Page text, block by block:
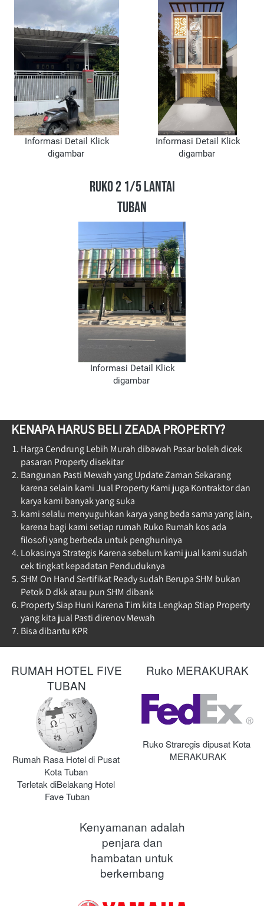
digambar
digambar
RUKO 2 1/5 LANTAI
TUBAN
digambar
KENAPA HARUS BELI ZEADA PROPERTY?
Harga Cendrung Lebih Murah dibawah Pasar boleh dicek
pasaran Property disekitar
Bangunan Pasti Mewah yang Update Zaman Sekarang
karena selain kami Jual Property Kami juga Kontraktor dan
karya kami banyak yang suka
kami selalu menyuguhkan karya yang beda sama yang lain,
karena bagi kami setiap rumah Ruko Rumah kos ada
filosofi yang berbeda untuk penghuninya
Lokasinya Strategis Karena sebelum kami jual kami sudah
cek tingkat kepadatan Penduduknya
SHM On Hand Sertifikat Ready sudah Berupa SHM bukan
Petok D dkk atau pun SHM dibank
Property Siap Huni Karena Tim kita Lengkap Stiap Property
yang kita jual Pasti direnov Mewah
Bisa dibantu KPR
RUMAH HOTEL FIVE
TUBAN
Rumah Rasa Hotel di Pusat
Kota Tuban
Terletak diBelakang Hotel
Fave Tuban
Ruko MERAKURAK
Ruko Straregis dipusat Kota
MERAKURAK
Kenyamanan adalah
penjara dan
hambatan untuk
berkembang